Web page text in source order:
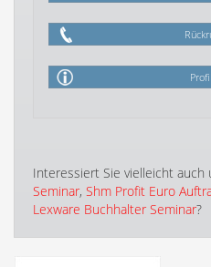
Profil
Interessiert Sie vielleicht auch
Seminar, Shm Profit Euro
Lexware Buchhalter Seminar?